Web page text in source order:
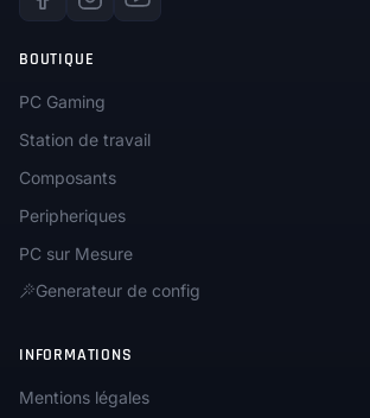
BOUTIQUE
PC Gaming
Station de travail
Composants
Peripheriques
PC sur Mesure
Generateur de config
INFORMATIONS
Mentions légales